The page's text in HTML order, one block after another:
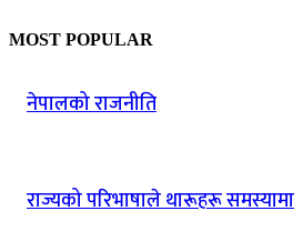
MOST POPULAR
नेपालको राजनीति
राज्यको परिभाषाले थारूहरू समस्यामा